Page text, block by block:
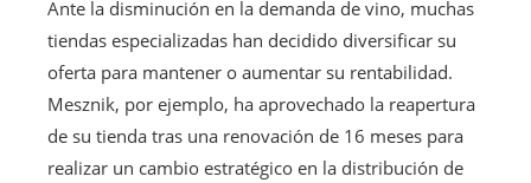
Ante la disminución en la demanda de vino, muchas
tiendas especializadas han decidido diversificar su
oferta para mantener o aumentar su rentabilidad.
Mesznik, por ejemplo, ha aprovechado la reapertura
de su tienda tras una renovación de 16 meses para
realizar un cambio estratégico en la distribución de